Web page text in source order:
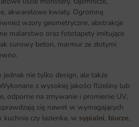
akwarelowe kwiaty. Ogromną
wzory geometryczne, abstrakcje
malarstwo oraz fototapety imitujące
surowy beton, marmur ze złotymi
nie tylko design, ale także
z wysokiej jakości flizeliny lub
odporne na zmywanie i promienie UV,
się nawet w wymagających
kuchnia czy łazienka, w sypialni, biurze,